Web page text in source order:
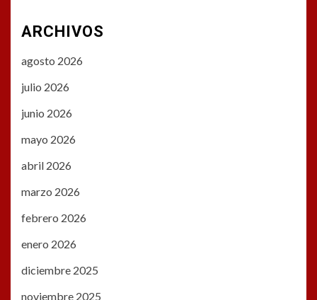
ARCHIVOS
agosto 2026
julio 2026
junio 2026
mayo 2026
abril 2026
marzo 2026
febrero 2026
enero 2026
diciembre 2025
noviembre 2025